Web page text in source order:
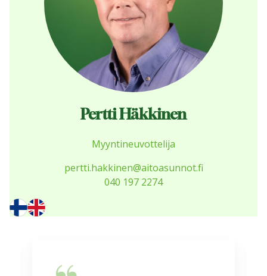
Pertti Häkkinen
Myyntineuvottelija
pertti.hakkinen@aitoasunnot.fi
040 197 2274